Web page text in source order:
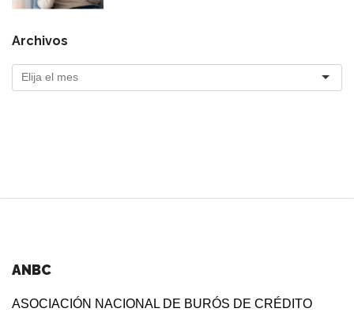
Archivos
ANBC
ASOCIACIÓN NACIONAL DE BURÓS DE CRÉDITO